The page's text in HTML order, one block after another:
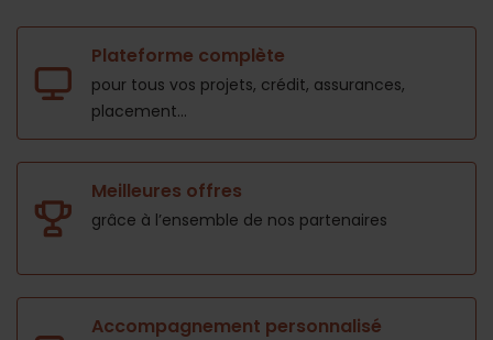
Plateforme complète
pour tous vos projets, crédit, assurances,
placement...
Meilleures offres
grâce à l’ensemble de nos partenaires
Accompagnement personnalisé